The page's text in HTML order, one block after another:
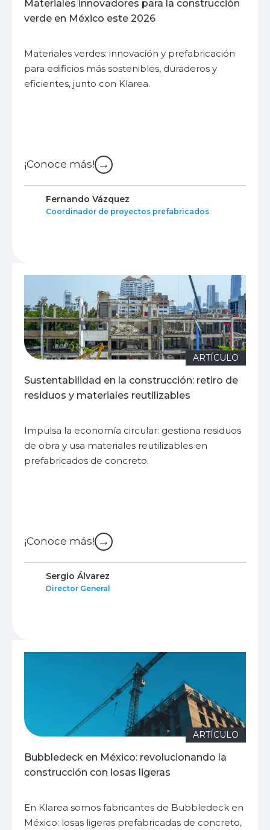
Materiales innovadores para la construcción
verde en México este 2026
Materiales verdes: innovación y prefabricación
para edificios más sostenibles, duraderos y
eficientes, junto con Klarea.
¡Conoce más! →
Fernando Vázquez
Coordinador de proyectos prefabricados
ARTÍCULO
Sustentabilidad en la construcción: retiro de
residuos y materiales reutilizables
Impulsa la economía circular: gestiona residuos
de obra y usa materiales reutilizables en
prefabricados de concreto.
¡Conoce más! →
Sergio Álvarez
Director General
ARTÍCULO
Bubbledeck en México: revolucionando la
construcción con losas ligeras
En Klarea somos fabricantes de Bubbledeck en
México: losas ligeras prefabricadas de concreto,